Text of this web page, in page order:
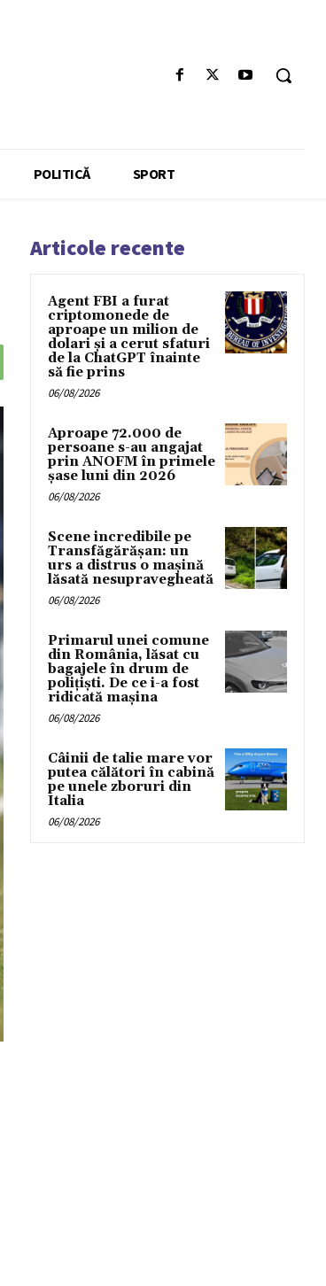
POLITICĂ SPORT
Articole recente
Agent FBI a furat
criptomonede de
aproape un milion de
dolari și a cerut sfaturi
de la ChatGPT înainte
să fie prins
06/08/2026
Aproape 72.000 de
persoane s-au angajat
prin ANOFM în primele
șase luni din 2026
06/08/2026
Scene incredibile pe
Transfăgărășan: un
urs a distrus o mașină
lăsată nesupravegheată
06/08/2026
Primarul unei comune
din România, lăsat cu
bagajele în drum de
poliţişti. De ce i-a fost
ridicată maşina
06/08/2026
Câinii de talie mare vor
putea călători în cabină
pe unele zboruri din
Italia
06/08/2026